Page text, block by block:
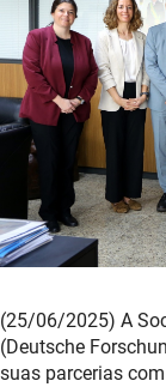
(25/06/2025) A
(Deutsche
suas parcerias